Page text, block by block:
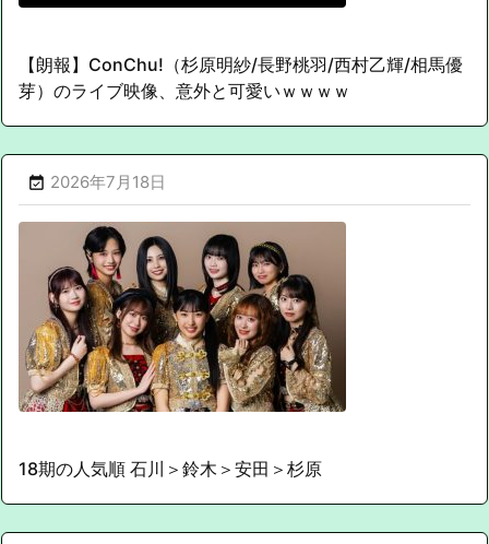
【朗報】ConChu!（杉原明紗/長野桃羽/西村乙輝/相馬優
芽）のライブ映像、意外と可愛いｗｗｗｗ
 2026年7月18日
18期の人気順 石川＞鈴木＞安田＞杉原